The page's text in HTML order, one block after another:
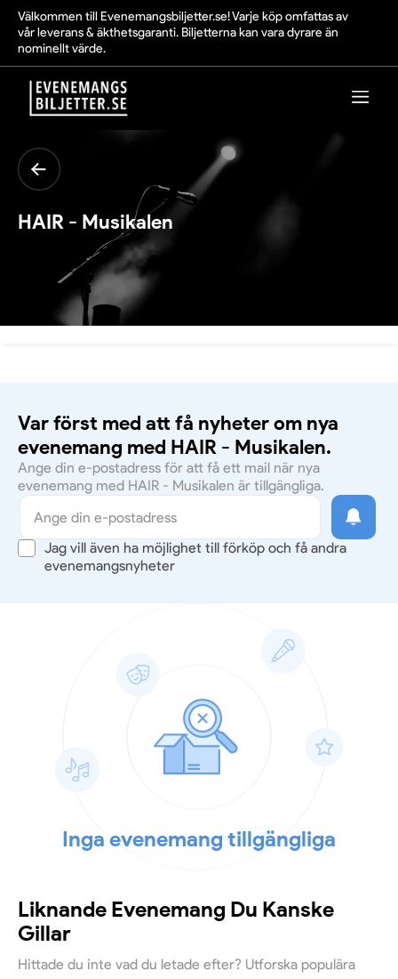
Välkommen till Evenemangsbiljetter.se! Varje köp omfattas av
vår leverans & äkthetsgaranti. Biljetterna kan vara dyrare än
nominellt värde.
HAIR - Musikalen
Var först med att få nyheter om nya
evenemang med HAIR - Musikalen.
Ange din e-postadress för att få ett mail när nya
evenemang med HAIR - Musikalen är tillgängliga.
Jag vill även ha möjlighet till förköp och få andra
evenemangsnyheter
Inga evenemang tillgängliga
Liknande Evenemang Du Kanske
Gillar
Hittade du inte vad du letade efter? Utforska populära